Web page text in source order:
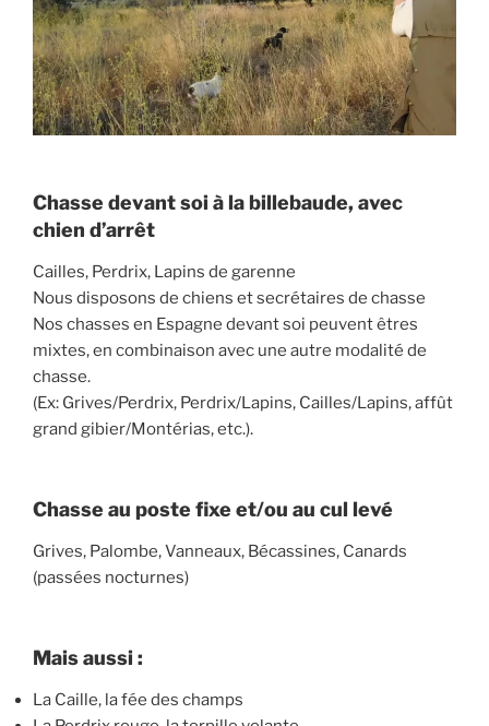
Chasse devant soi à la billebaude, avec
chien d’arrêt
Cailles, Perdrix, Lapins de garenne
Nous disposons de chiens et secrétaires de chasse
Nos chasses en Espagne devant soi peuvent êtres
mixtes, en combinaison avec une autre modalité de
chasse.
(Ex: Grives/Perdrix, Perdrix/Lapins, Cailles/Lapins, affût
grand gibier/Montérias, etc.).
Chasse au poste fixe et/ou au cul levé
Grives, Palombe, Vanneaux, Bécassines, Canards
(passées nocturnes)
Mais aussi :
La Caille, la fée des champs